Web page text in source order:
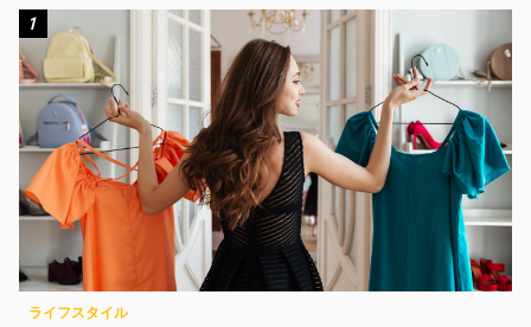
1
ライフスタイル